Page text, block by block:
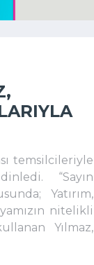
temsilcileriyle
“Sayın
Yatırım,
nitelikli
Yılmaz,